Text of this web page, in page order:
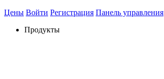
Цены Войти Регистрация Панель управления
Продукты